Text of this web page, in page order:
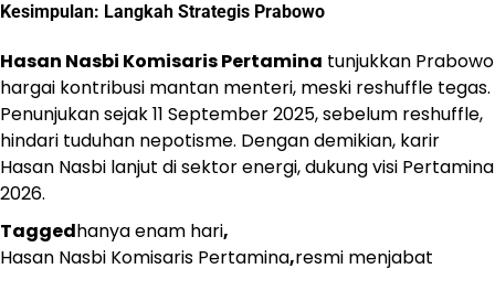
Kesimpulan: Langkah Strategis Prabowo
Hasan Nasbi Komisaris Pertamina tunjukkan Prabowo
hargai kontribusi mantan menteri, meski reshuffle tegas.
Penunjukan sejak 11 September 2025, sebelum reshuffle,
hindari tuduhan nepotisme. Dengan demikian, karir
Hasan Nasbi lanjut di sektor energi, dukung visi Pertamina
2026.
Taggedhanya enam hari,
Hasan Nasbi Komisaris Pertamina,resmi menjabat